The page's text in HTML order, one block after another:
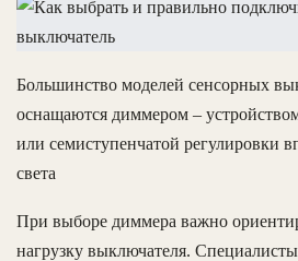
Большинство моделей сенсорных
оснащаются диммером –
или семиступенчатой регулировки
света
При выборе диммера важно
нагрузку выключателя.